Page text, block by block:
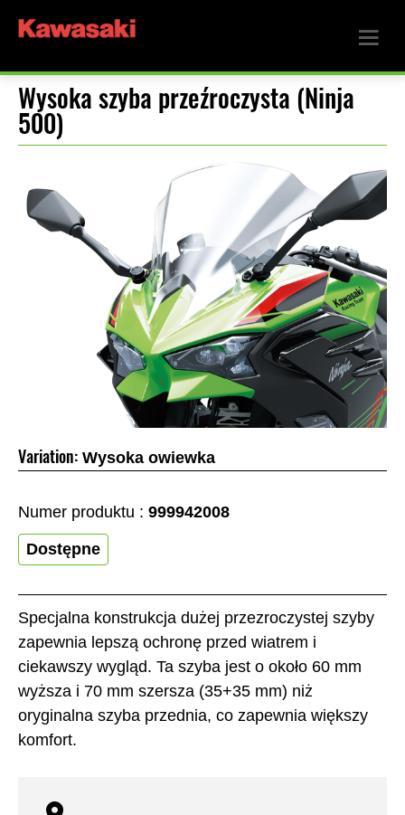
Wysoka szyba przeźroczysta (Ninja
500)
Specjalna konstrukcja dużej przezroczystej szyby
zapewnia lepszą ochronę przed wiatrem i
ciekawszy wygląd. Ta szyba jest o około 60 mm
wyższa i 70 mm szersza (35+35 mm) niż
oryginalna szyba przednia, co zapewnia większy
komfort.
Variation: Wysoka owiewka
Numer produktu : 999942008
Dostępne